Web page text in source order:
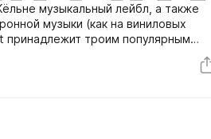
музыкальный лейбл, а также
музыки (как на виниловых
принадлежит троим популярным
Voigt, Michael Mayer и Jürgen Paape.
по их пристрастию к microhouse и